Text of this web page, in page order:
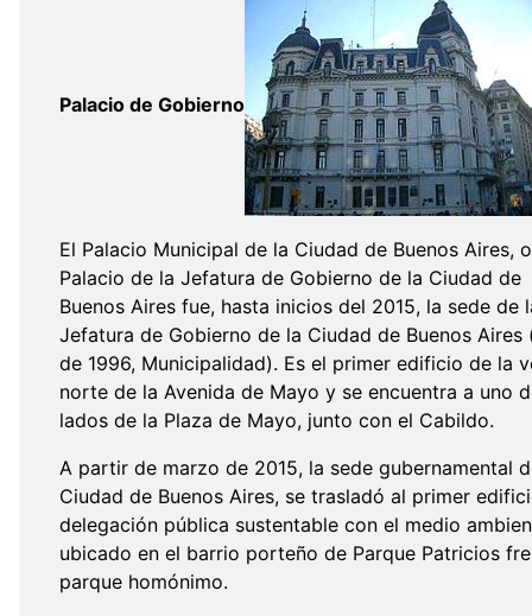
Palacio de Gobierno
El Palacio Municipal de la Ciudad de Buenos Aires, o
Palacio de la Jefatura de Gobierno de la Ciudad de
Buenos Aires fue, hasta inicios del 2015, la sede de
Jefatura de Gobierno de la Ciudad de Buenos Aires
de 1996, Municipalidad). Es el primer edificio de la
norte de la Avenida de Mayo y se encuentra a uno
lados de la Plaza de Mayo, junto con el Cabildo.
A partir de marzo de 2015, la sede gubernamental
Ciudad de Buenos Aires, se trasladó al primer
delegación pública sustentable con el medio
ubicado en el barrio porteño de Parque Patricios
parque homónimo.